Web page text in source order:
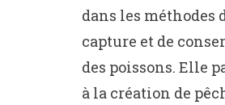
dans les méthodes
capture et de
des poissons. Elle
à la création de